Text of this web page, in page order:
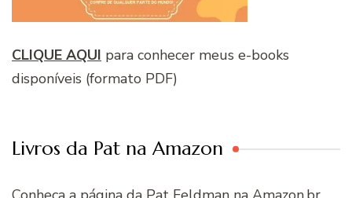
CLIQUE AQUI para conhecer meus e-books
disponíveis (formato PDF)
Livros da Pat na Amazon